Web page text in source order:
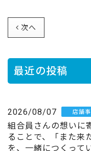
次へ
最近の投稿
2026/08/07 店舗
組合員さんの想いに
ることで、「また来
を、一緒につくって